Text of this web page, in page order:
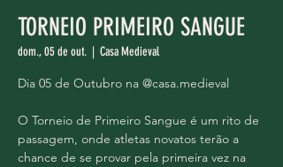
TORNEIO PRIMEIRO SANGUE
dom., 05 de out.
  |
Casa Medieval
Dia 05 de Outubro na @casa.medieval
O Torneio de Primeiro Sangue é um rito de
passagem, onde atletas novatos terão a
chance de se provar pela primeira vez na